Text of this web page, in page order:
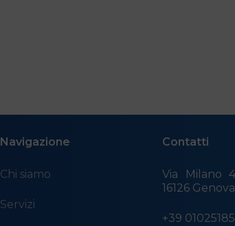
Navigazione
Chi siamo
Servizi
Contatti
Via Milano
16126 Genova
+39